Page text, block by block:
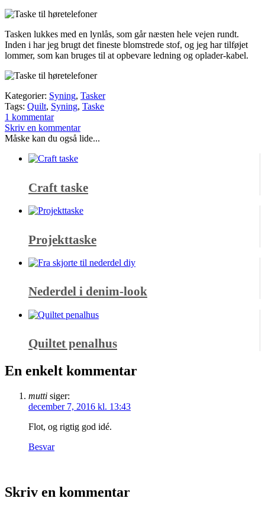
Tasken lukkes med en lynlås, som går næsten hele vejen rundt.
Inden i har jeg brugt det fineste blomstrede stof, og jeg har tilføjet
lommer, som kan bruges til at opbevare ledning og oplader-kabel.
Kategorier: Syning, Tasker
Tags: Quilt, Syning, Taske
1 kommentar
Skriv en kommentar
Måske kan du også lide...
Craft taske
Projekttaske
Nederdel i denim-look
Quiltet penalhus
En enkelt kommentar
mutti siger:
december 7, 2016 kl. 13:43
Flot, og rigtig god idé.
Besvar
Skriv en kommentar